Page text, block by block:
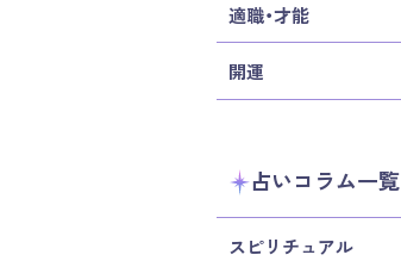
適職・才能
開運
占いコラム一覧
スピリチュアル